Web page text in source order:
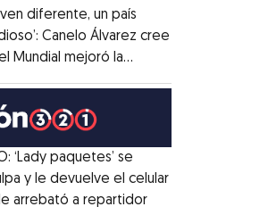
ven diferente, un país
Canelo Álvarez cree
Mundial mejoró la
‘Lady paquetes’ se
y le devuelve el celular
arrebató a repartidorOpens in new